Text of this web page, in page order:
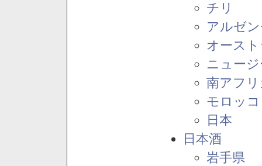
チリ
アルゼ
オース
ニュー
南アフ
モロッコ
日本
日本酒
岩手県